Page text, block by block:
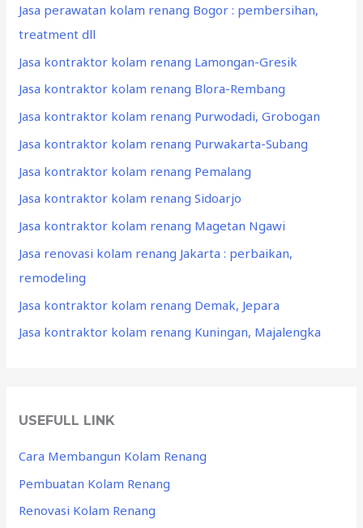
Jasa perawatan kolam renang Bogor : pembersihan,
treatment dll
Jasa kontraktor kolam renang Lamongan-Gresik
Jasa kontraktor kolam renang Blora-Rembang
Jasa kontraktor kolam renang Purwodadi, Grobogan
Jasa kontraktor kolam renang Purwakarta-Subang
Jasa kontraktor kolam renang Pemalang
Jasa kontraktor kolam renang Sidoarjo
Jasa kontraktor kolam renang Magetan Ngawi
Jasa renovasi kolam renang Jakarta : perbaikan,
remodeling
Jasa kontraktor kolam renang Demak, Jepara
Jasa kontraktor kolam renang Kuningan, Majalengka
USEFULL LINK
Cara Membangun Kolam Renang
Pembuatan Kolam Renang
Renovasi Kolam Renang